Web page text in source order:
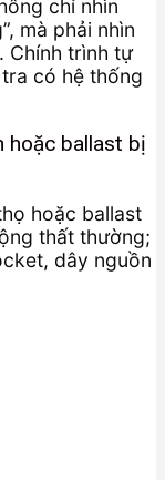
chỉ nhìn
mà phải nhìn
. Chính trình tự
có hệ thống
hoặc ballast bị
hoặc ballast
thất thường;
dây nguồn